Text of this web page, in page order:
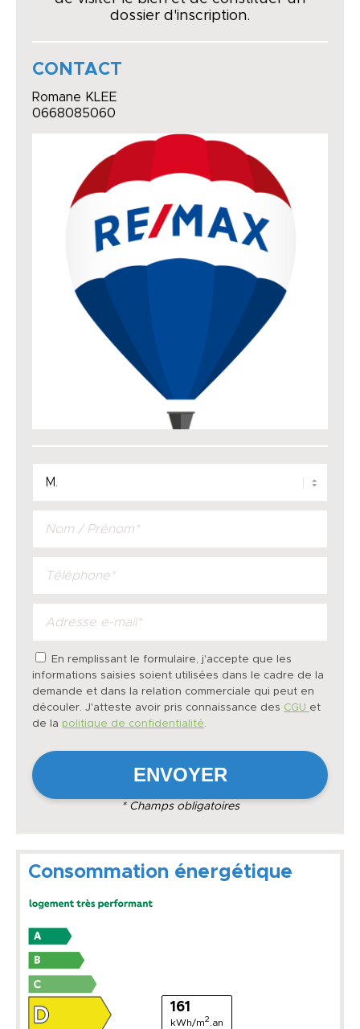
dossier d'inscription.
CONTACT
Romane KLEE
0668085060
En remplissant le formulaire, j'accepte que les
informations saisies soient utilisées dans le cadre de la
demande et dans la relation commerciale qui peut en
découler. J'atteste avoir pris connaissance des CGU et
de la politique de confidentialité.
* Champs obligatoires
Consommation énergétique
161
kWh/m2 .an